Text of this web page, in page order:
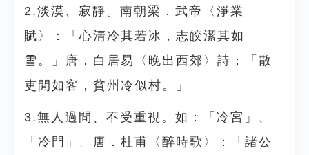
2.淡漠、寂靜。南朝梁．武帝〈淨業
賦〉：「心清冷其若冰，志皎潔其如
雪。」唐．白居易〈晚出西郊〉詩：「散
吏閒如客，貧州冷似村。」
3.無人過問、不受重視。如：「冷宮」、
「冷門」。唐．杜甫〈醉時歌〉：「諸公